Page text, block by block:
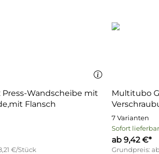
Wandscheibe mit
Flansch
€/Stück
Multitubo
7 Varianten
Sofort lieferbar
ab 9,42 €*
Grundpreis: